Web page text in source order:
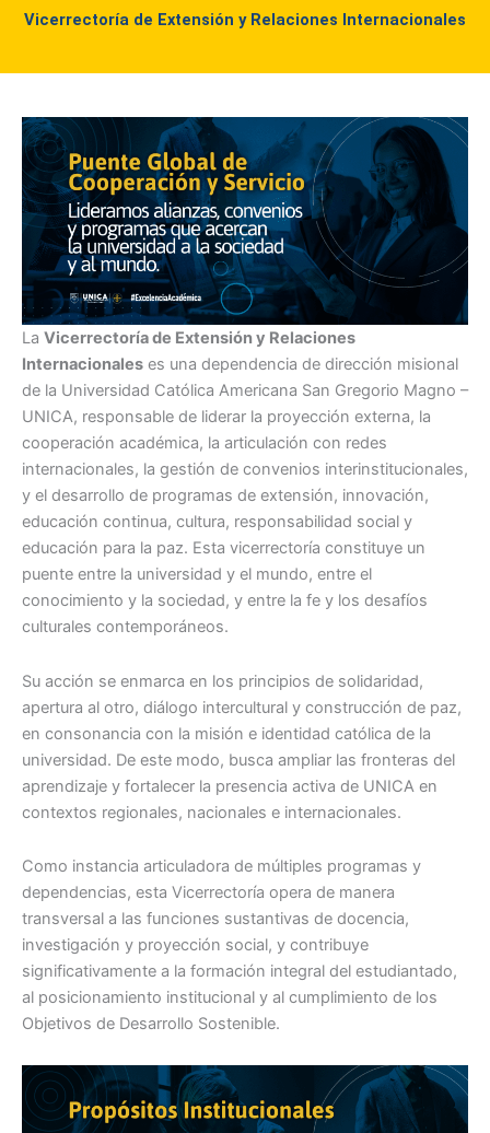
Vicerrectoría de Extensión y Relaciones Internacionales
La Vicerrectoría de Extensión y Relaciones
Internacionales es una dependencia de dirección misional
de la Universidad Católica Americana San Gregorio Magno –
UNICA, responsable de liderar la proyección externa, la
cooperación académica, la articulación con redes
internacionales, la gestión de convenios interinstitucionales,
y el desarrollo de programas de extensión, innovación,
educación continua, cultura, responsabilidad social y
educación para la paz. Esta vicerrectoría constituye un
puente entre la universidad y el mundo, entre el
conocimiento y la sociedad, y entre la fe y los desafíos
culturales contemporáneos.
Su acción se enmarca en los principios de solidaridad,
apertura al otro, diálogo intercultural y construcción de paz,
en consonancia con la misión e identidad católica de la
universidad. De este modo, busca ampliar las fronteras del
aprendizaje y fortalecer la presencia activa de UNICA en
contextos regionales, nacionales e internacionales.
Como instancia articuladora de múltiples programas y
dependencias, esta Vicerrectoría opera de manera
transversal a las funciones sustantivas de docencia,
investigación y proyección social, y contribuye
significativamente a la formación integral del estudiantado,
al posicionamiento institucional y al cumplimiento de los
Objetivos de Desarrollo Sostenible.